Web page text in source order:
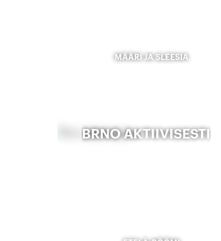
MÄÄRI JA SLEESIA
BRNO AKTIIVISESTI